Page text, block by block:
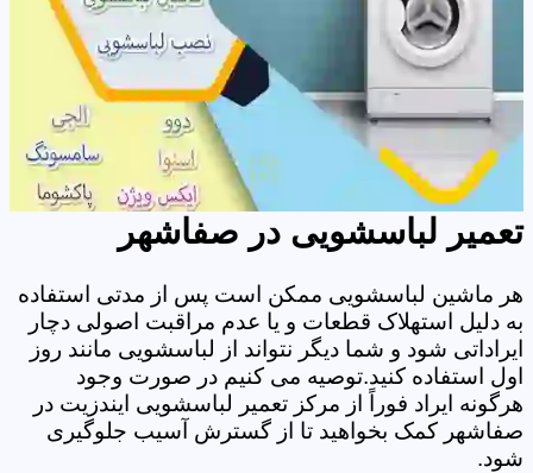
تعمیر لباسشویی در صفاشهر
هر ماشین لباسشویی ممکن است پس از مدتی استفاده
به دلیل استهلاک قطعات و یا عدم مراقبت اصولی دچار
ایراداتی شود و شما دیگر نتواند از لباسشویی مانند روز
اول استفاده کنید.توصیه می کنیم در صورت وجود
هرگونه ایراد فوراً از مرکز تعمیر لباسشویی ایندزیت در
صفاشهر کمک بخواهید تا از گسترش آسیب جلوگیری
شود.